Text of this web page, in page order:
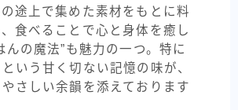
途上で集めた素材をもとに料
食べることで心と身体を癒し
んの魔法”も魅力の一つ。特に
という甘く切ない記憶の味が、
さしい余韻を添えております